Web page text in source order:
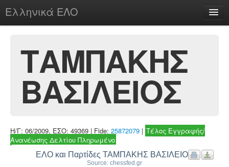
Ελληνικά ΕΛΟ
chesstu.be @ discord
Login
ΤΑΜΠΑΚΗΣ
ΒΑΣΙΛΕΙΟΣ
Η/Γ: 06/2009, ΕΣΟ: 49369 | Fide: 25872079 | Τέλος Εγγραφής/
Ανανέωσης Δελτίου Πληρωμένο
ΕΛΟ και Παρτίδες ΤΑΜΠΑΚΗΣ ΒΑΣΙΛΕΙΟΣ
Source: chessfed.gr